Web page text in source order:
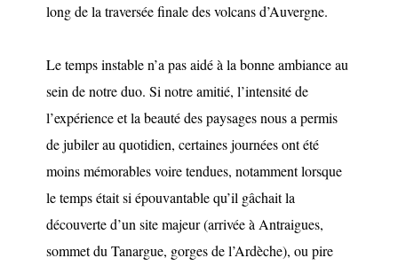
long de la traversée finale des volcans d’Auvergne.
Le temps instable n’a pas aidé à la bonne ambiance au
sein de notre duo. Si notre amitié, l’intensité de
l’expérience et la beauté des paysages nous a permis
de jubiler au quotidien, certaines journées ont été
moins mémorables voire tendues, notamment lorsque
le temps était si épouvantable qu’il gâchait la
découverte d’un site majeur (arrivée à Antraigues,
sommet du Tanargue, gorges de l’Ardèche), ou pire